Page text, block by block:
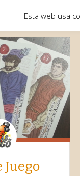
Juego
Esta web usa